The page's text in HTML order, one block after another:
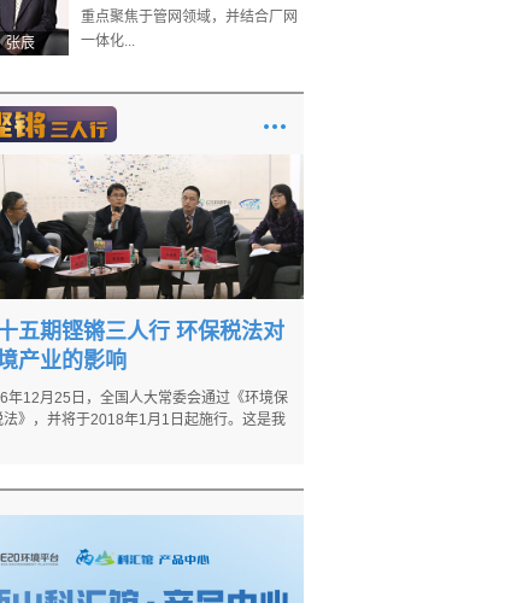
张辰
重点聚焦于管网领域，并结合厂网
一体化...
五期铿锵三人行 环保税法对
产业的影响
年12月25日，全国人大常委会通过《环境保
法》，并将于2018年1月1日起施行。这是我